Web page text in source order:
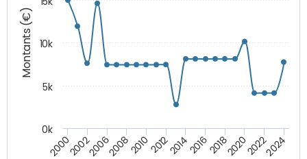
Montants (€)
200020022006200820102012201420162018202020222024
0k
5k
10k